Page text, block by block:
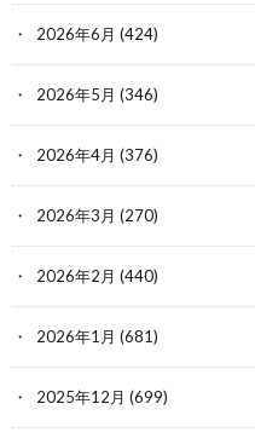
2026年6月 (424)
2026年5月 (346)
2026年4月 (376)
2026年3月 (270)
2026年2月 (440)
2026年1月 (681)
2025年12月 (699)